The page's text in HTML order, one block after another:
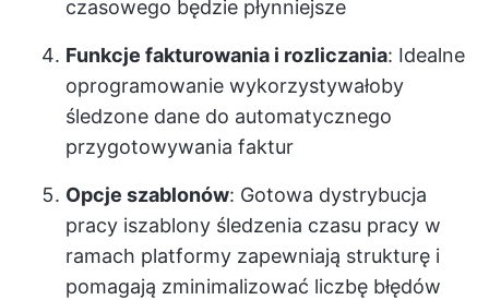
czasowego będzie płynniejsze
Funkcje fakturowania i rozliczania: Idealne
oprogramowanie wykorzystywałoby
śledzone dane do automatycznego
przygotowywania faktur
Opcje szablonów: Gotowa dystrybucja
pracy iszablony śledzenia czasu pracy w
ramach platformy zapewniają strukturę i
pomagają zminimalizować liczbę błędów